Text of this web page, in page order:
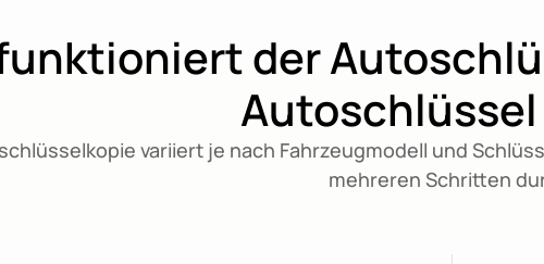
der
Autoschlüssel
variiert je nach Fahrzeugmodell und
mehreren Schritten